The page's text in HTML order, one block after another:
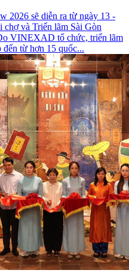
2026 sẽ diễn ra từ ngày 13 -
chợ và Triển lãm Sài Gòn
VINEXAD tổ chức, triển lãm
từ hơn 15 quốc...